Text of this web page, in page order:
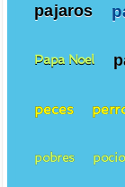
pajaros
Papa Noel
peces
pobres